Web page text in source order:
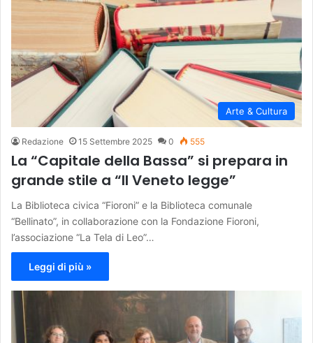
Arte & Cultura
Redazione 15 Settembre 2025 0 555
La “Capitale della Bassa” si prepara in
grande stile a “Il Veneto legge”
La Biblioteca civica “Fioroni” e la Biblioteca comunale
“Bellinato”, in collaborazione con la Fondazione Fioroni,
l’associazione “La Tela di Leo”…
Leggi di più »